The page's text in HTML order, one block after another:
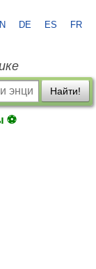
DE ES FR
Найти!
⚽